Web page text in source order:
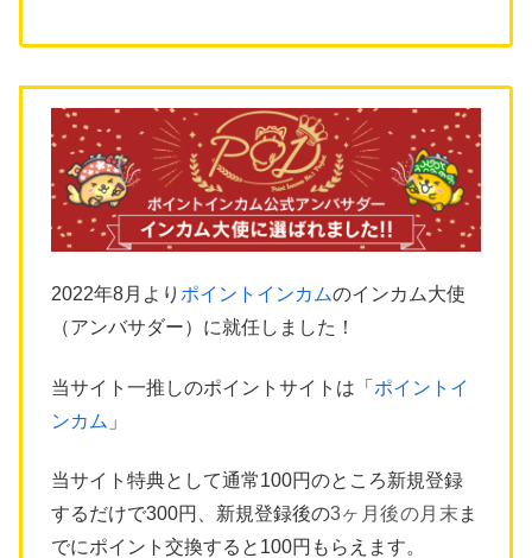
2022年8月より ポイントインカムのインカム大使
（アンバサダー）に就任しました！
当サイト一推しのポイントサイトは「 ポイントイ
ンカム 」
当サイト特典として通常100円のところ新規登録
するだけで300円、新規登録後の3ヶ月後の月末 ま
でにポイント交換すると100円もらえます。